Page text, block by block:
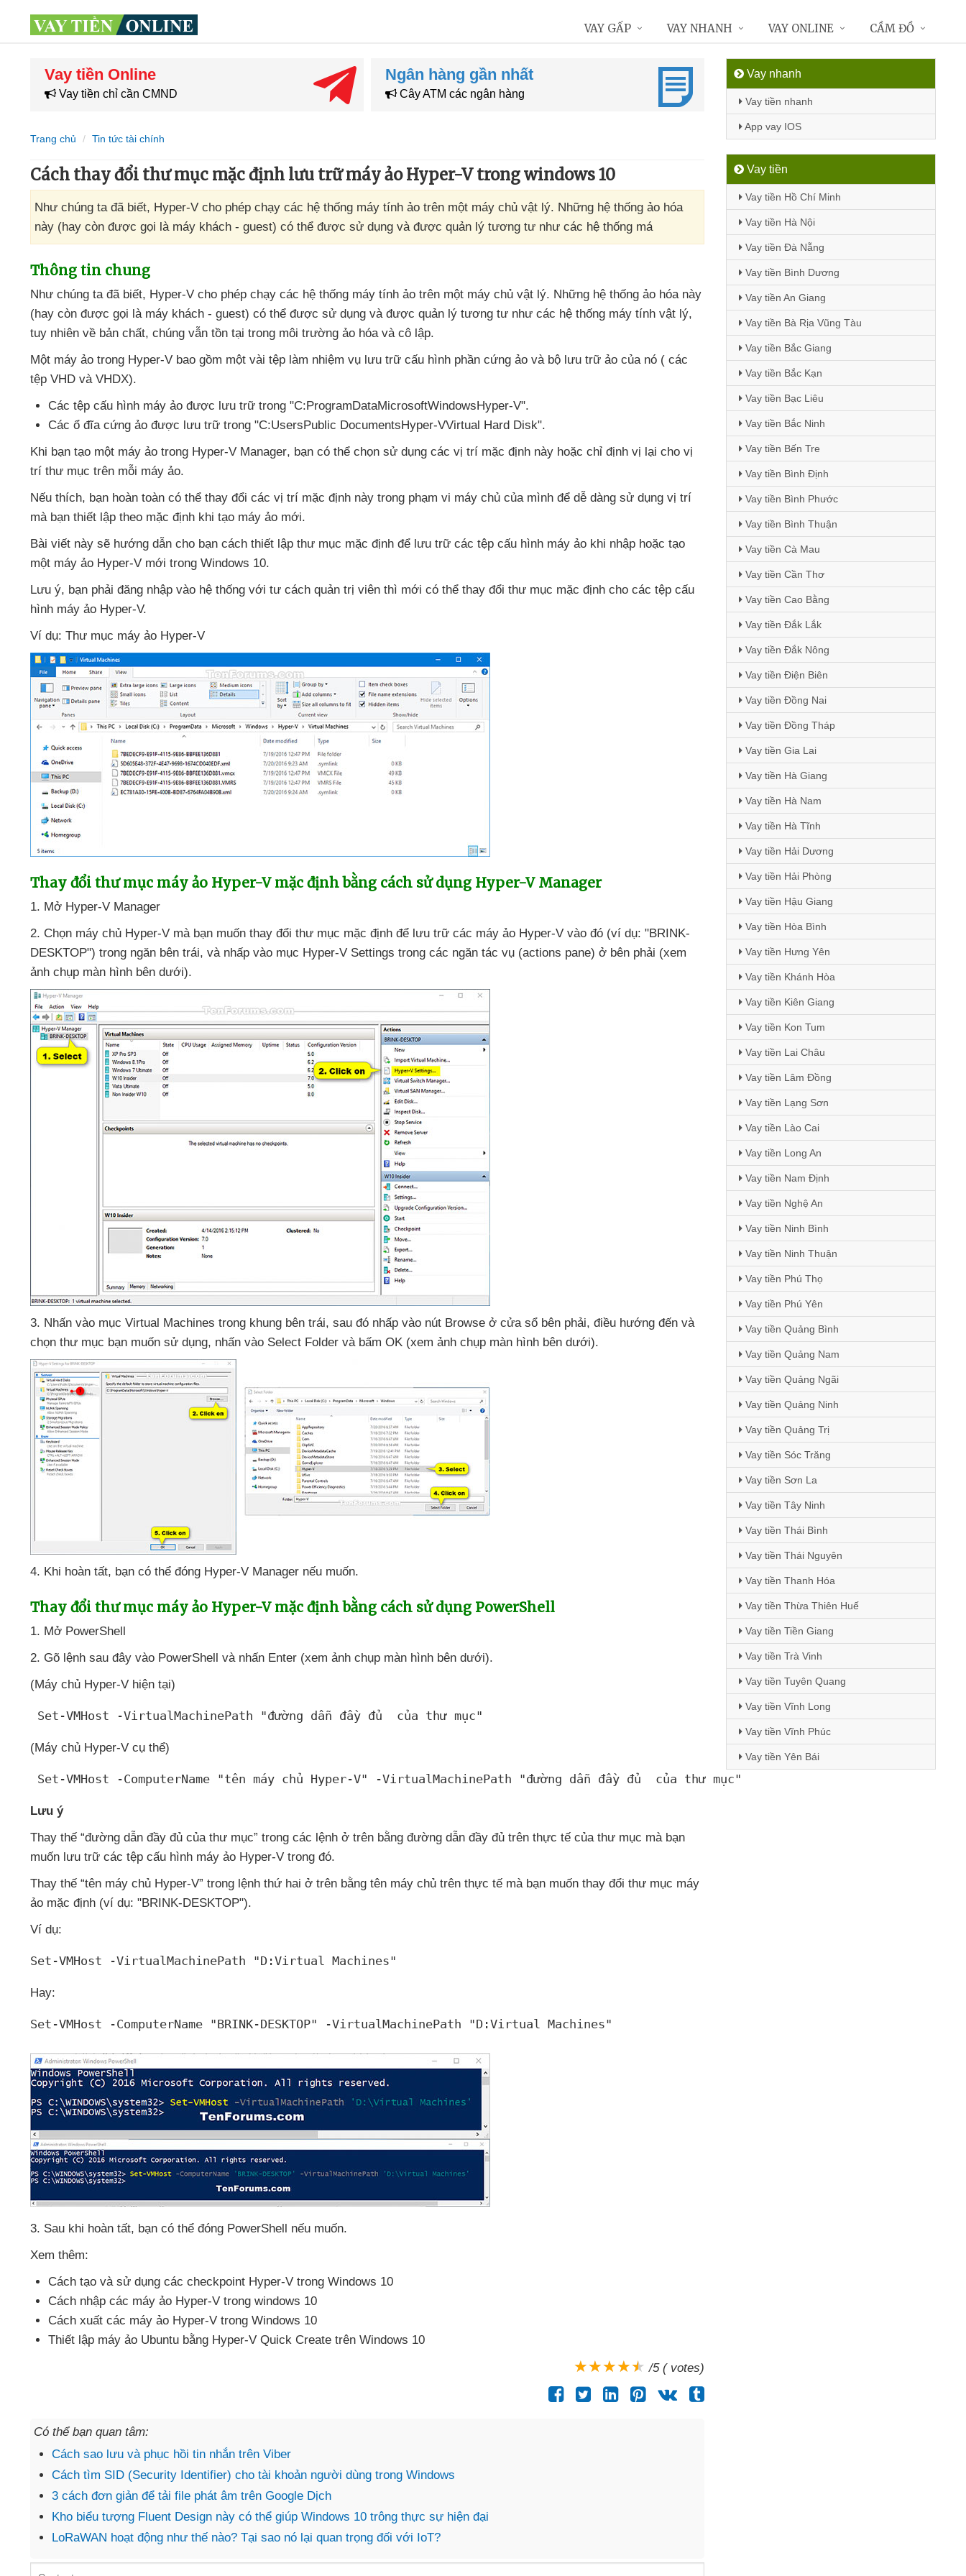
Vay tiền Online
Vay tiền chỉ cần CMND
Ngân hàng gần nhất
Cây ATM các ngân hàng
Trang chủ Tin tức tài chính
Cách thay đổi thư mục mặc định lưu trữ máy ảo Hyper-V trong windows 10
Như chúng ta đã biết, Hyper-V cho phép chạy các hệ thống máy tính ảo trên một máy chủ vật lý. Những hệ thống ảo hóa
này (hay còn được gọi là máy khách - guest) có thể được sử dụng và được quản lý tương tư như các hệ thống má
Thông tin chung
Như chúng ta đã biết, Hyper-V cho phép chạy các hệ thống máy tính ảo trên một máy chủ vật lý. Những hệ thống ảo hóa này
(hay còn được gọi là máy khách - guest) có thể được sử dụng và được quản lý tương tư như các hệ thống máy tính vật lý,
tuy nhiên về bản chất, chúng vẫn tồn tại trong môi trường ảo hóa và cô lập.
Một máy ảo trong Hyper-V bao gồm một vài tệp làm nhiệm vụ lưu trữ cấu hình phần cứng ảo và bộ lưu trữ ảo của nó ( các
tệp VHD và VHDX).
Các tệp cấu hình máy ảo được lưu trữ trong "C:ProgramDataMicrosoftWindowsHyper-V".
Các ổ đĩa cứng ảo được lưu trữ trong "C:UsersPublic DocumentsHyper-VVirtual Hard Disk".
Khi bạn tạo một máy ảo trong Hyper-V Manager, bạn có thể chọn sử dụng các vị trí mặc định này hoặc chỉ định vị lại cho vị
trí thư mục trên mỗi máy ảo.
Nếu thích, bạn hoàn toàn có thể thay đổi các vị trí mặc định này trong phạm vi máy chủ của mình để dễ dàng sử dụng vị trí
mà bạn thiết lập theo mặc định khi tạo máy ảo mới.
Bài viết này sẽ hướng dẫn cho bạn cách thiết lập thư mục mặc định để lưu trữ các tệp cấu hình máy ảo khi nhập hoặc tạo
một máy ảo Hyper-V mới trong Windows 10.
Lưu ý, bạn phải đăng nhập vào hệ thống với tư cách quản trị viên thì mới có thể thay đổi thư mục mặc định cho các tệp cấu
hình máy ảo Hyper-V.
Ví dụ: Thư mục máy ảo Hyper-V
Thay đổi thư mục máy ảo Hyper-V mặc định bằng cách sử dụng Hyper-V Manager
1. Mở Hyper-V Manager
2. Chọn máy chủ Hyper-V mà bạn muốn thay đổi thư mục mặc định để lưu trữ các máy ảo Hyper-V vào đó (ví dụ: "BRINK-
DESKTOP") trong ngăn bên trái, và nhấp vào mục Hyper-V Settings trong các ngăn tác vụ (actions pane) ở bên phải (xem
ảnh chụp màn hình bên dưới).
3. Nhấn vào mục Virtual Machines trong khung bên trái, sau đó nhấp vào nút Browse ở cửa sổ bên phải, điều hướng đến và
chọn thư mục bạn muốn sử dụng, nhấn vào Select Folder và bấm OK (xem ảnh chụp màn hình bên dưới).
4. Khi hoàn tất, bạn có thể đóng Hyper-V Manager nếu muốn.
Thay đổi thư mục máy ảo Hyper-V mặc định bằng cách sử dụng PowerShell
1. Mở PowerShell
2. Gõ lệnh sau đây vào PowerShell và nhấn Enter (xem ảnh chụp màn hình bên dưới).
(Máy chủ Hyper-V hiện tại)
Set-VMHost -VirtualMachinePath "đường dẫn đầy đủ của thư mục"
(Máy chủ Hyper-V cụ thể)
Set-VMHost -ComputerName "tên máy chủ Hyper-V" -VirtualMachinePath "đường dẫn đầy đủ của thư mục"
Lưu ý
Thay thế “đường dẫn đầy đủ của thư mục” trong các lệnh ở trên bằng đường dẫn đầy đủ trên thực tế của thư mục mà bạn
muốn lưu trữ các tệp cấu hình máy ảo Hyper-V trong đó.
Thay thế “tên máy chủ Hyper-V” trong lệnh thứ hai ở trên bằng tên máy chủ trên thực tế mà bạn muốn thay đổi thư mục máy
ảo mặc định (ví dụ: "BRINK-DESKTOP").
Ví dụ:
Set-VMHost -VirtualMachinePath "D:Virtual Machines"
Hay:
Set-VMHost -ComputerName "BRINK-DESKTOP" -VirtualMachinePath "D:Virtual Machines"
3. Sau khi hoàn tất, bạn có thể đóng PowerShell nếu muốn.
Xem thêm:
Cách tạo và sử dụng các checkpoint Hyper-V trong Windows 10
Cách nhập các máy ảo Hyper-V trong windows 10
Cách xuất các máy ảo Hyper-V trong Windows 10
Thiết lập máy ảo Ubuntu bằng Hyper-V Quick Create trên Windows 10
/5 ( votes)
Có thể bạn quan tâm:
Cách sao lưu và phục hồi tin nhắn trên Viber
Cách tìm SID (Security Identifier) cho tài khoản người dùng trong Windows
3 cách đơn giản để tải file phát âm trên Google Dịch
Kho biểu tượng Fluent Design này có thể giúp Windows 10 trông thực sự hiện đại
LoRaWAN hoạt động như thế nào? Tại sao nó lại quan trọng đối với IoT?
Vay nhanh
Vay tiền nhanh
App vay IOS
Vay tiền
Vay tiền Hồ Chí Minh
Vay tiền Hà Nội
Vay tiền Đà Nẵng
Vay tiền Bình Dương
Vay tiền An Giang
Vay tiền Bà Rịa Vũng Tàu
Vay tiền Bắc Giang
Vay tiền Bắc Kạn
Vay tiền Bạc Liêu
Vay tiền Bắc Ninh
Vay tiền Bến Tre
Vay tiền Bình Định
Vay tiền Bình Phước
Vay tiền Bình Thuận
Vay tiền Cà Mau
Vay tiền Cần Thơ
Vay tiền Cao Bằng
Vay tiền Đắk Lắk
Vay tiền Đắk Nông
Vay tiền Điện Biên
Vay tiền Đồng Nai
Vay tiền Đồng Tháp
Vay tiền Gia Lai
Vay tiền Hà Giang
Vay tiền Hà Nam
Vay tiền Hà Tĩnh
Vay tiền Hải Dương
Vay tiền Hải Phòng
Vay tiền Hậu Giang
Vay tiền Hòa Bình
Vay tiền Hưng Yên
Vay tiền Khánh Hòa
Vay tiền Kiên Giang
Vay tiền Kon Tum
Vay tiền Lai Châu
Vay tiền Lâm Đồng
Vay tiền Lạng Sơn
Vay tiền Lào Cai
Vay tiền Long An
Vay tiền Nam Định
Vay tiền Nghệ An
Vay tiền Ninh Bình
Vay tiền Ninh Thuận
Vay tiền Phú Thọ
Vay tiền Phú Yên
Vay tiền Quảng Bình
Vay tiền Quảng Nam
Vay tiền Quảng Ngãi
Vay tiền Quảng Ninh
Vay tiền Quảng Trị
Vay tiền Sóc Trăng
Vay tiền Sơn La
Vay tiền Tây Ninh
Vay tiền Thái Bình
Vay tiền Thái Nguyên
Vay tiền Thanh Hóa
Vay tiền Thừa Thiên Huế
Vay tiền Tiền Giang
Vay tiền Trà Vinh
Vay tiền Tuyên Quang
Vay tiền Vĩnh Long
Vay tiền Vĩnh Phúc
Vay tiền Yên Bái
VAY GẤP VAY NHANH VAY ONLINE CẦM ĐỒ